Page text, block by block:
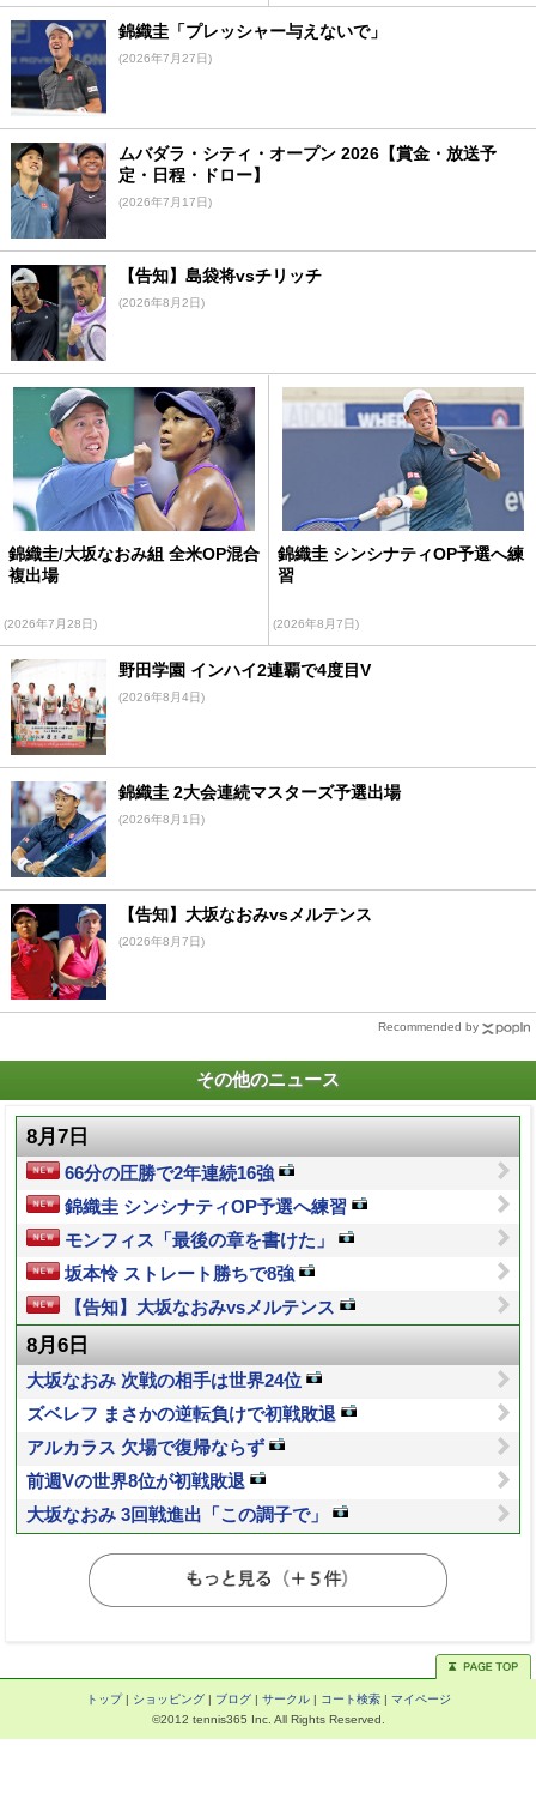
錦織圭「プレッシャー与えないで」
(2026年7月27日)
ムバダラ・シティ・オープン 2026【賞金・放送予
定・日程・ドロー】
(2026年7月17日)
【告知】島袋将vsチリッチ
(2026年8月2日)
錦織圭/大坂なおみ組 全米OP混合
複出場
(2026年7月28日)
錦織圭 シンシナティOP予選へ練
習
(2026年8月7日)
野田学園 インハイ2連覇で4度目V
(2026年8月4日)
錦織圭 2大会連続マスターズ予選出場
(2026年8月1日)
【告知】大坂なおみvsメルテンス
(2026年8月7日)
Recommended by
その他のニュース
8月7日
66分の圧勝で2年連続16強
錦織圭 シンシナティOP予選へ練習
モンフィス「最後の章を書けた」
坂本怜 ストレート勝ちで8強
【告知】大坂なおみvsメルテンス
8月6日
大坂なおみ 次戦の相手は世界24位
ズベレフ まさかの逆転負けで初戦敗退
アルカラス 欠場で復帰ならず
前週Vの世界8位が初戦敗退
大坂なおみ 3回戦進出「この調子で」
トップ| ショッピング| ブログ| サークル| コート検索| マイページ
©2012 tennis365 Inc. All Rights Reserved.